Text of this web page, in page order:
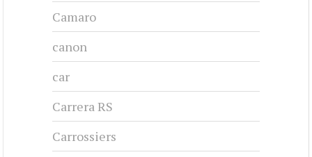
Camaro
canon
car
Carrera RS
Carrossiers